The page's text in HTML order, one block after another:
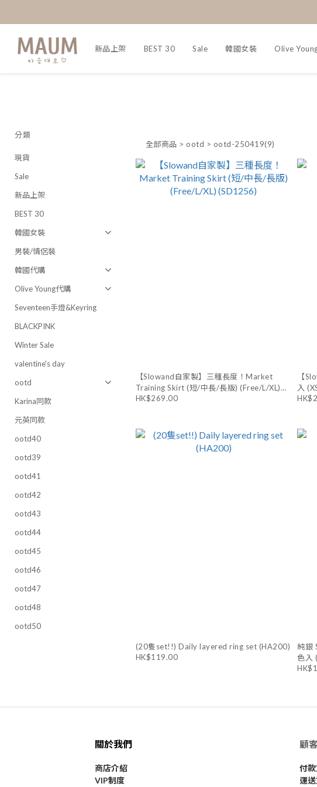
新品上架 BEST 30 Sale 韓國女裝 Olive
分類
現貨
Sale
新品上架
BEST 30
韓國女裝
男裝/情侶裝
韓國代購
Olive Young代購
Seventeen手燈&Keyring
BLACKPINK
Winter Sale
valentine's day
ootd
Karina同款
元英同款
ootd40
ootd39
ootd41
ootd42
ootd43
ootd44
ootd45
ootd46
ootd47
ootd48
ootd50
全部商品 > ootd > ootd-250419(9)
【Slowand自家製】三種長度！Market
Training Skirt (短/中長/長版) (Free/L/XL)
(SD1256)
HK$269.00
【
入
(20隻set!!) Daily layered ring set (HA200)
HK$119.00
純銀
色入
關於我們
商店介紹
VIP制度
顧
付
運